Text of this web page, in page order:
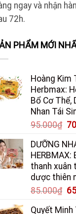
ngay và nhận
72h.
PHẨM MỚI
Hoàng Kim
Herbmax:
Bổ Cơ Thể,
Nhan Tái
95.000₫
là:
DƯỠNG
HERBMAX:
thanh xuân
dược thiên
85.000₫
Quyết